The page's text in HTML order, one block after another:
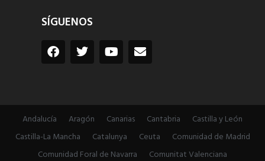
SÍGUENOS
Andalucía Aragón Canarias Cantabria
Castilla y León
Castilla-La Mancha
Catalunya Ceuta
Comunidad de Madrid
Comunidad Foral de Navarra
Comunitat Valenciana